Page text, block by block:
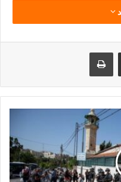
دير البلح وسط قطاع غزة.
مشاركة عبر البريد طباعة